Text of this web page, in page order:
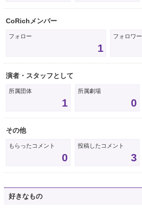
CoRichメンバー
フォロー
1
フォロワー
演者・スタッフとして
所属団体
1
所属劇場
0
その他
もらったコメント
0
投稿したコメント
3
好きなもの